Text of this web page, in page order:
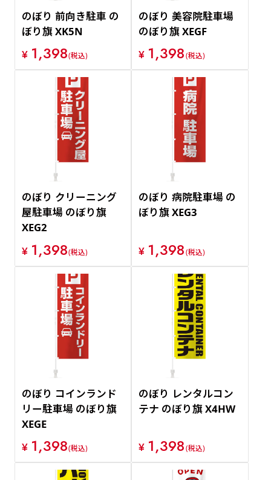
のぼり 前向き駐車 の
ぼり旗 XK5N
¥ 1,398(税込)
のぼり 美容院駐車場
のぼり旗 XEGF
¥ 1,398(税込)
のぼり クリーニング
屋駐車場 のぼり旗
XEG2
¥ 1,398(税込)
のぼり 病院駐車場 の
ぼり旗 XEG3
¥ 1,398(税込)
のぼり コインランド
リー駐車場 のぼり旗
XEGE
¥ 1,398(税込)
のぼり レンタルコン
テナ のぼり旗 X4HW
¥ 1,398(税込)